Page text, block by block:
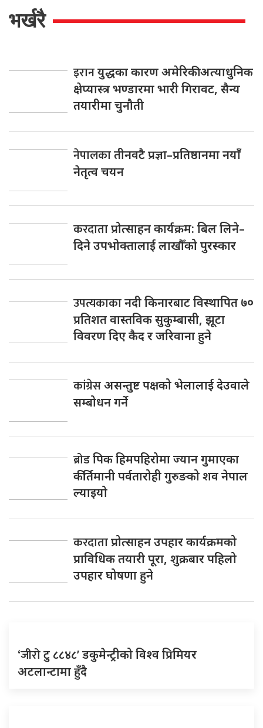
भर्खरै
इरानयुद्धका कारण अमेरिकी अत्याधुनिक
क्षेप्यास्त्र भण्डारमा भारी गिरावट, सैन्य
तयारीमा चुनौती
नेपालकातीनवटै प्रज्ञा–प्रतिष्ठानमा नयाँ
नेतृत्व चयन
करदाताप्रोत्साहन कार्यक्रम: बिल लिने–
दिने उपभोक्तालाई लाखौँको पुरस्कार
उपत्यकाकानदी किनारबाट विस्थापित ७०
प्रतिशत वास्तविक सुकुम्बासी, झूटा
विवरण दिए कैद र जरिवाना हुने
कांग्रेसअसन्तुष्ट पक्षको भेलालाई देउवाले
सम्बोधन गर्ने
ब्रोडपिक हिमपहिरोमा ज्यान गुमाएका
कीर्तिमानी पर्वतारोही गुरुङको शव नेपाल
ल्याइयो
करदाताप्रोत्साहन उपहार कार्यक्रमको
प्राविधिक तयारी पूरा, शुक्रबार पहिलो
उपहार घोषणा हुने
‘जीरोटु ८८४८’ डकुमेन्ट्रीको विश्व प्रिमियर
अटलान्टामा हुँदै